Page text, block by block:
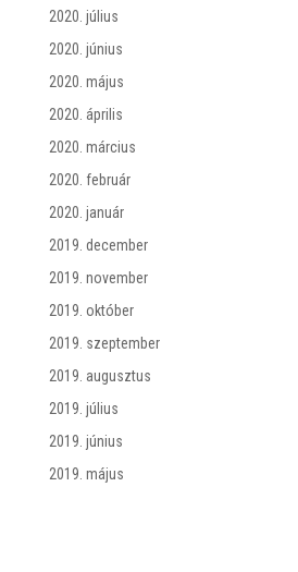
2020. július
2020. június
2020. május
2020. április
2020. március
2020. február
2020. január
2019. december
2019. november
2019. október
2019. szeptember
2019. augusztus
2019. július
2019. június
2019. május